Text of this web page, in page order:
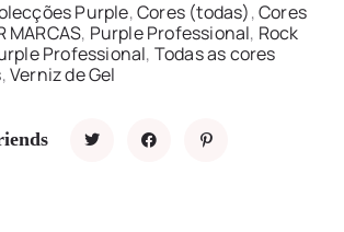
Purple,Cores (todas),Cores
MARCAS, Purple Professional, Rock
Professional, Todas as cores
,Verniz de Gel